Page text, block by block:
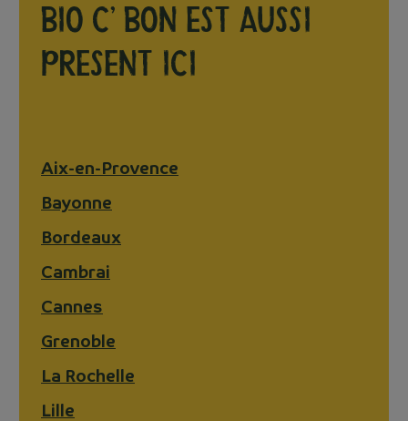
BIO C’ BON est aussi
present ici
Aix-en-Provence
Bayonne
Bordeaux
Cambrai
Cannes
Grenoble
La Rochelle
Lille